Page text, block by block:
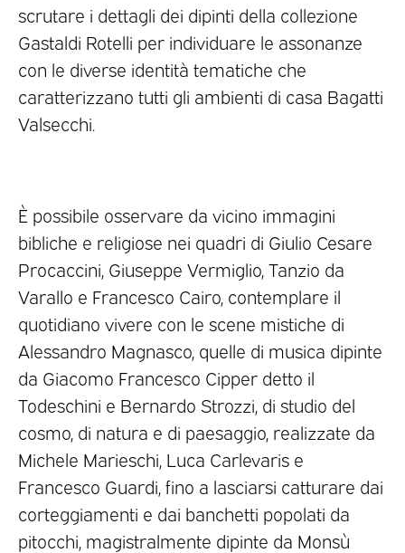
scrutare i dettagli dei dipinti della collezione
Gastaldi Rotelli per individuare le assonanze
con le diverse identità tematiche che
caratterizzano tutti gli ambienti di casa Bagatti
Valsecchi.
È possibile osservare da vicino immagini
bibliche e religiose nei quadri di Giulio Cesare
Procaccini, Giuseppe Vermiglio, Tanzio da
Varallo e Francesco Cairo, contemplare il
quotidiano vivere con le scene mistiche di
Alessandro Magnasco, quelle di musica dipinte
da Giacomo Francesco Cipper detto il
Todeschini e Bernardo Strozzi, di studio del
cosmo, di natura e di paesaggio, realizzate da
Michele Marieschi, Luca Carlevaris e
Francesco Guardi, fino a lasciarsi catturare dai
corteggiamenti e dai banchetti popolati da
pitocchi, magistralmente dipinte da Monsù